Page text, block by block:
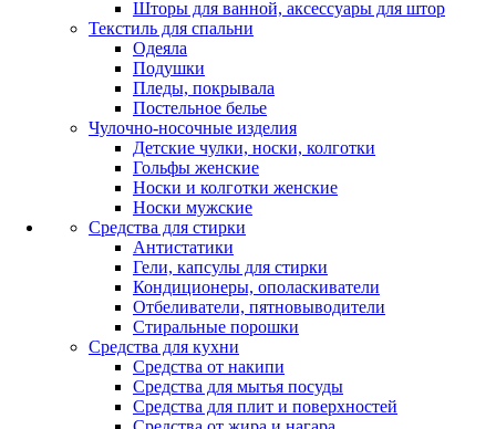
Шторы для ванной, аксессуары для штор
Текстиль для спальни
Одеяла
Подушки
Пледы, покрывала
Постельное белье
Чулочно-носочные изделия
Детские чулки, носки, колготки
Гольфы женские
Носки и колготки женские
Носки мужские
Средства для стирки
Антистатики
Гели, капсулы для стирки
Кондиционеры, ополаскиватели
Отбеливатели, пятновыводители
Стиральные порошки
Средства для кухни
Средства от накипи
Средства для мытья посуды
Средства для плит и поверхностей